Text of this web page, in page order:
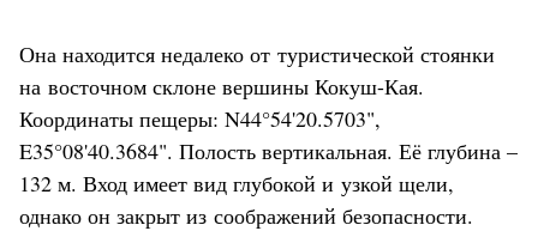
Она находится недалеко от туристической стоянки
на восточном склоне вершины Кокуш-Кая.
Координаты пещеры: N44°54'20.5703",
E35°08'40.3684". Полость вертикальная. Её глубина –
132 м. Вход имеет вид глубокой и узкой щели,
однако он закрыт из соображений безопасности.